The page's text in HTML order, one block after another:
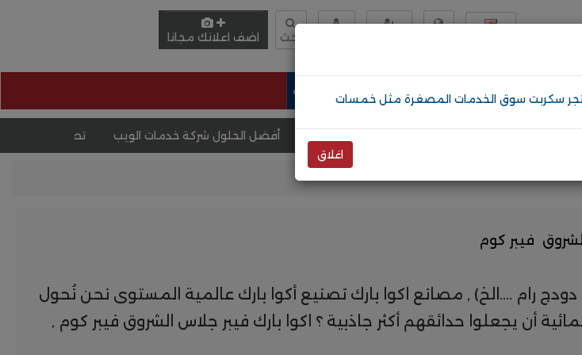
بحث اضف اعلانك مجانا
و معدات اثاث و ديكور عرض المزيد وظائف
أفضل الحلول شركة خدمات الويب تصميم موقع عقارات
الشروق فيبر كوم
رام ....الخ) , مصانع اكوا بارك تصنيع أكوا بارك عالمية المستوى نحن نُحول
أن يجعلوا حدائقهم أكثر جاذبية ؟ اكوا بارك فيبر جلاس الشروق فيبر كوم ,
اغلاق